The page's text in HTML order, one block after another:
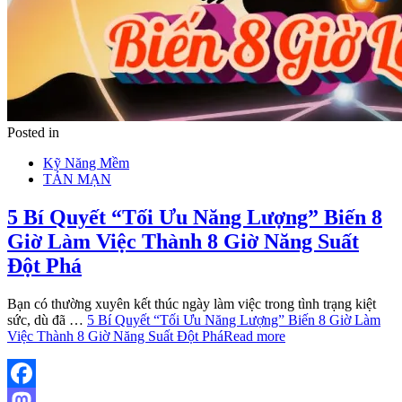
Posted in
Kỹ Năng Mềm
TẢN MẠN
5 Bí Quyết “Tối Ưu Năng Lượng” Biến 8
Giờ Làm Việc Thành 8 Giờ Năng Suất
Đột Phá
Bạn có thường xuyên kết thúc ngày làm việc trong tình trạng kiệt
sức, dù đã … 5 Bí Quyết “Tối Ưu Năng Lượng” Biến 8 Giờ Làm
Việc Thành 8 Giờ Năng Suất Đột PháRead more